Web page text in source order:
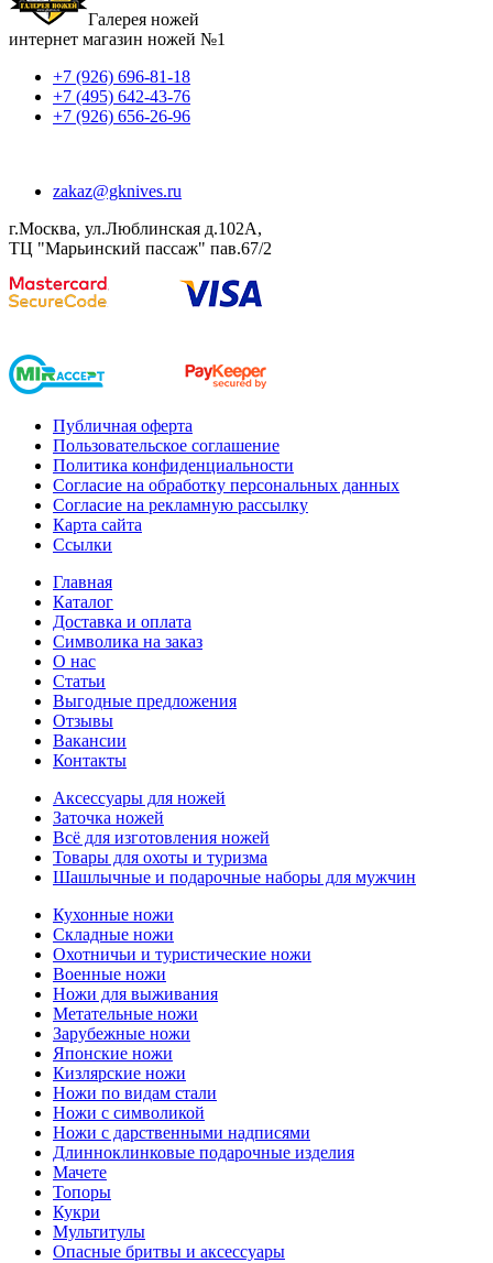
Галерея ножей
интернет магазин ножей №1
+7 (926) 696-81-18
+7 (495) 642-43-76
+7 (926) 656-26-96
zakaz@gknives.ru
г.Москва, ул.Люблинская д.102А,
ТЦ "Марьинский пассаж" пав.67/2
Публичная оферта
Пользовательское соглашение
Политика конфиденциальности
Согласие на обработку персональных данных
Согласие на рекламную рассылку
Карта сайта
Ссылки
Главная
Каталог
Доставка и оплата
Символика на заказ
О нас
Статьи
Выгодные предложения
Отзывы
Вакансии
Контакты
Аксессуары для ножей
Заточка ножей
Всё для изготовления ножей
Товары для охоты и туризма
Шашлычные и подарочные наборы для мужчин
Кухонные ножи
Складные ножи
Охотничьи и туристические ножи
Военные ножи
Ножи для выживания
Метательные ножи
Зарубежные ножи
Японские ножи
Кизлярские ножи
Ножи по видам стали
Ножи с символикой
Ножи с дарственными надписями
Длинноклинковые подарочные изделия
Мачете
Топоры
Кукри
Мультитулы
Опасные бритвы и аксессуары